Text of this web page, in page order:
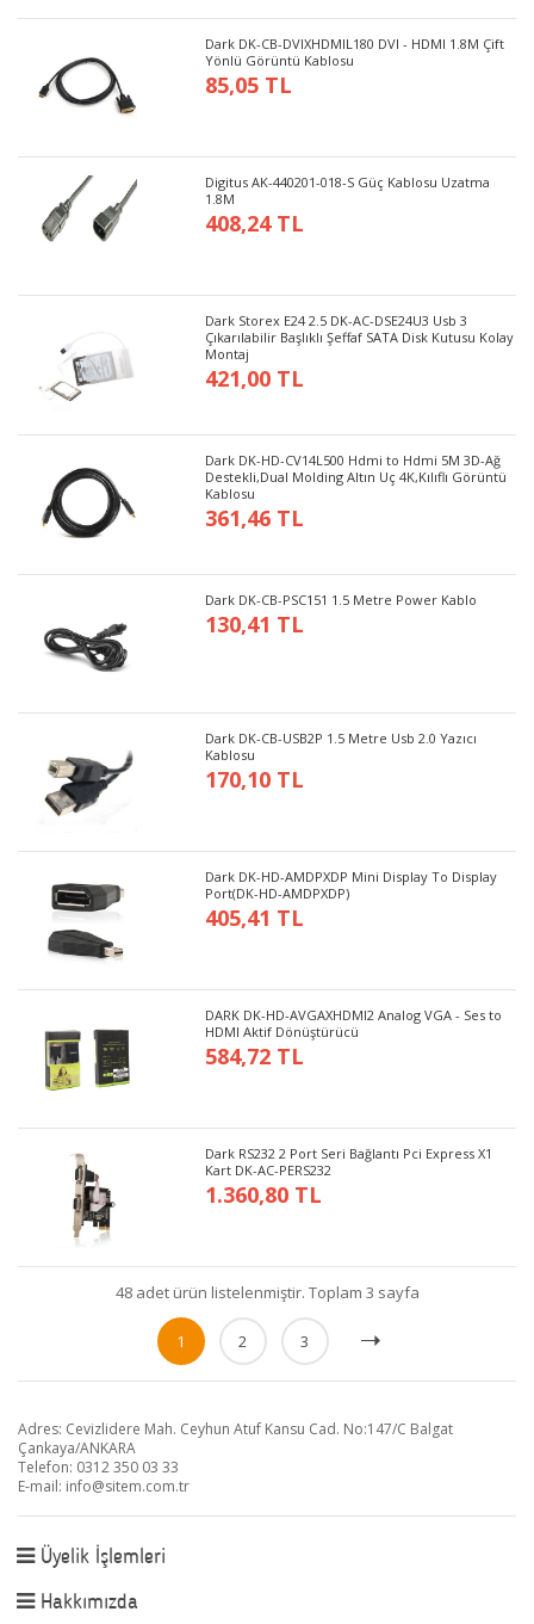
Dark DK-CB-DVIXHDMIL180 DVI - HDMI 1.8M Çift
Yönlü Görüntü Kablosu
85,05 TL
Digitus AK-440201-018-S Güç Kablosu Uzatma
1.8M
408,24 TL
Dark Storex E24 2.5 DK-AC-DSE24U3 Usb 3
Çıkarılabilir Başlıklı Şeffaf SATA Disk Kutusu Kolay
Montaj
421,00 TL
Dark DK-HD-CV14L500 Hdmi to Hdmi 5M 3D-Ağ
Destekli,Dual Molding Altın Uç 4K,Kılıflı Görüntü
Kablosu
361,46 TL
Dark DK-CB-PSC151 1.5 Metre Power Kablo
130,41 TL
Dark DK-CB-USB2P 1.5 Metre Usb 2.0 Yazıcı
Kablosu
170,10 TL
Dark DK-HD-AMDPXDP Mini Display To Display
Port(DK-HD-AMDPXDP)
405,41 TL
DARK DK-HD-AVGAXHDMI2 Analog VGA - Ses to
HDMI Aktif Dönüştürücü
584,72 TL
Dark RS232 2 Port Seri Bağlantı Pci Express X1
Kart DK-AC-PERS232
1.360,80 TL
48 adet ürün listelenmiştir. Toplam 3 sayfa
1 2 3
Adres: Cevizlidere Mah. Ceyhun Atuf Kansu Cad. No:147/C Balgat
Çankaya/ANKARA
Telefon: 0312 350 03 33
E-mail: info@sitem.com.tr
Üyelik İşlemleri
Hakkımızda